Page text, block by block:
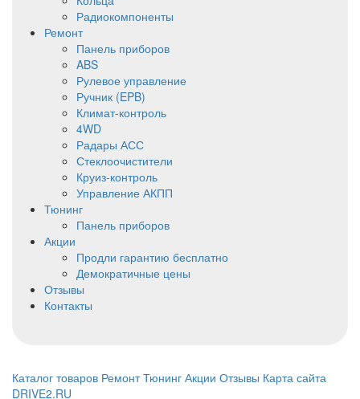
Радиокомпоненты
Ремонт
Панель приборов
ABS
Рулевое управление
⁠Ручник (EPB)
Климат-контроль
4WD
Радары АСС
Стеклоочистители
Круиз-контроль
Управление АКПП
Тюнинг
Панель приборов
Акции
Продли гарантию бесплатно
Демократичные цены
Отзывы
Контакты
Каталог товаров Ремонт Тюнинг Акции Отзывы Карта сайта
DRIVE2.RU